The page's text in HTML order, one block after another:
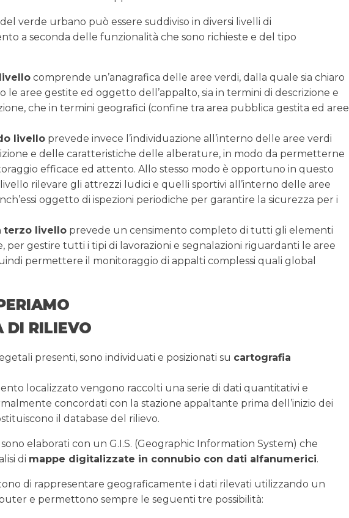
del verde urbano può essere suddiviso in diversi livelli di
a seconda delle funzionalità che sono richieste e del tipo
comprende un’anagrafica delle aree verdi, dalla quale sia chiaro
le aree gestite ed oggetto dell’appalto, sia in termini di descrizione e
che in termini geografici (confine tra area pubblica gestita ed aree
livello prevede invece l’individuazione all’interno delle aree verdi
e delle caratteristiche delle alberature, in modo da permetterne
efficace ed attento. Allo stesso modo è opportuno in questo
rilevare gli attrezzi ludici e quelli sportivi all’interno delle aree
oggetto di ispezioni periodiche per garantire la sicurezza per i
terzo livello prevede un censimento completo di tutti gli elementi
per gestire tutti i tipi di lavorazioni e segnalazioni riguardanti le aree
permettere il monitoraggio di appalti complessi quali global
DI RILIEVO
presenti, sono individuati e posizionati su cartografia
localizzato vengono raccolti una serie di dati quantitativi e
concordati con la stazione appaltante prima dell’inizio dei
il database del rilievo.
elaborati con un G.I.S. (Geographic Information System) che
di mappe digitalizzate in connubio con dati alfanumerici.
di rappresentare geograficamente i dati rilevati utilizzando un
e permettono sempre le seguenti tre possibilità: